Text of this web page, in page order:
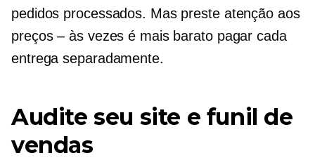
pedidos processados. Mas preste atenção aos
preços – às vezes é mais barato pagar cada
entrega separadamente.
Audite seu site e funil de
vendas